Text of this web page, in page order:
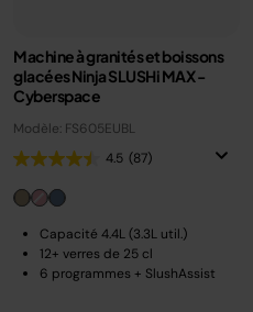
Machine à granités et boissons
glacées Ninja SLUSHi MAX -
Cyberspace
Modèle: FS605EUBL
4.5 (87)
Capacité 4.4L (3.3L util.)
12+ verres de 25 cl
6 programmes + SlushAssist